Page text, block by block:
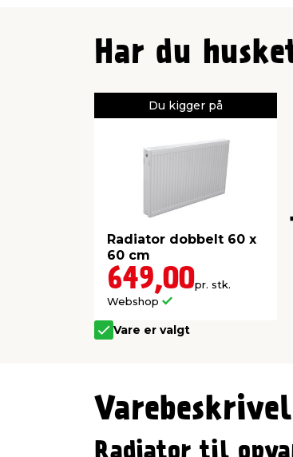
Har du
Du kigger på
Radiator dobbelt 60 x
60 cm
649,00pr. stk.
Webshop
Vare er valgt
Radiator til